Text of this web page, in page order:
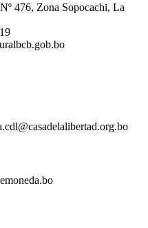
476, Zona Sopocachi, La